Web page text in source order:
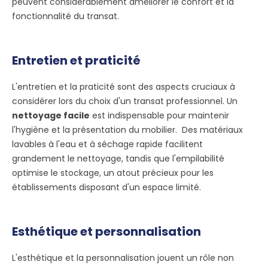
fonctionnalité du transat.
Entretien et praticité
L'entretien et la praticité sont des aspects cruciaux à
considérer lors du choix d'un transat professionnel. Un
nettoyage facile est indispensable pour maintenir
l'hygiène et la présentation du mobilier. Des matériaux
lavables à l'eau et à séchage rapide facilitent
grandement le nettoyage, tandis que l'empilabilité
optimise le stockage, un atout précieux pour les
établissements disposant d'un espace limité.
Esthétique et personnalisation
L'esthétique et la personnalisation jouent un rôle non